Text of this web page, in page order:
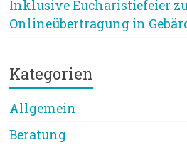
Inklusive Eucharistiefeier
Onlineübertragung in
Kategorien
Allgemein
Beratung